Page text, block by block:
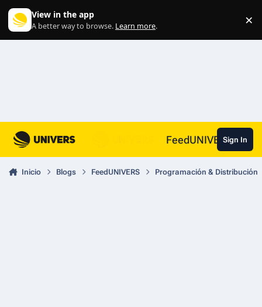
View in the app
A better way to browse. Learn more. ×
FeedUNIVERSSign In
Inicio Blogs FeedUNIVERS Programación & Distribución